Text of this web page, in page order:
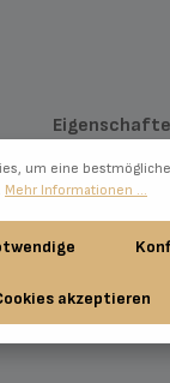
um eine
Mehr Informationen ...
akzeptieren